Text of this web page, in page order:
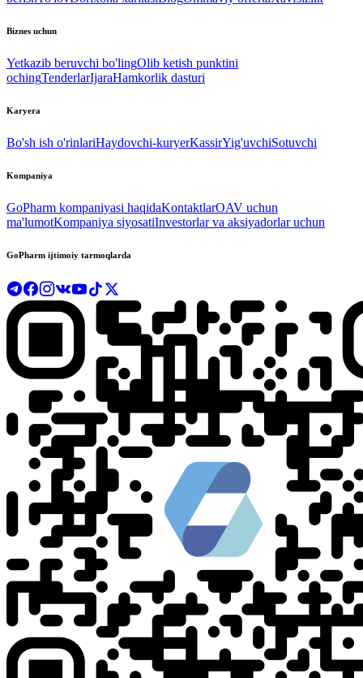
Biznes uchun
Yetkazib beruvchi bo'lingOlib ketish punktini
ochingTenderlarIjaraHamkorlik dasturi
Karyera
Bo'sh ish o'rinlariHaydovchi-kuryerKassirYig'uvchiSotuvchi
Kompaniya
GoPharm kompaniyasi haqidaKontaktlarOAV uchun
ma'lumotKompaniya siyosatiInvestorlar va aksiyadorlar uchun
GoPharm ijtimoiy tarmoqlarda